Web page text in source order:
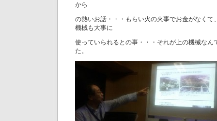
から
の熱いお話・・・もらい火の火事でお金がなくて
機械も大事に
使っていられるとの事・・・それが上の機械なん
た。